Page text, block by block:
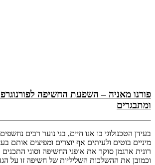
פורנו מאניה – השפעת החשיפה
ומתבגרים
בעידן הטכנולוגי בו אנו חיים, בני נוער רבים
מיניים בוטים ולעיתים אף יוצרים ומפיצים
רונית ארגמן סוקר את אופני החשיפה וסוגי התכנים
וכמובן את ההשלכות השליליות של חשיפה זו על